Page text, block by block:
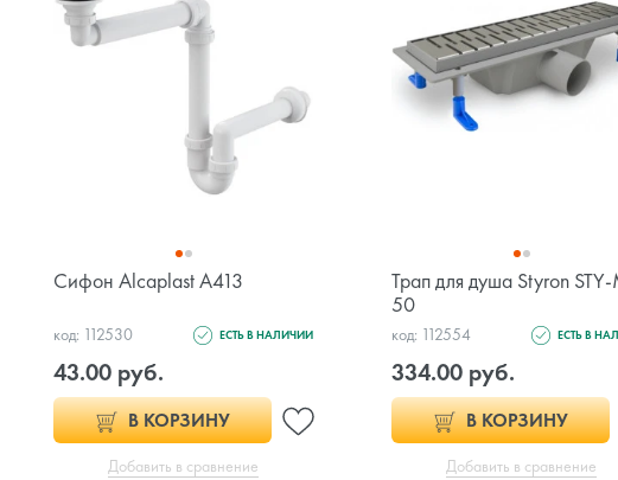
Сифон Alcaplast A413
код: 112530 ЕСТЬ В НАЛИЧИИ
43.00 руб.
В КОРЗИНУ
Добавить в сравнение
Трап для душа Styron
50
код: 112554 ЕСТЬ В
334.00 руб.
В КОРЗИНУ
Добавить в сравнение